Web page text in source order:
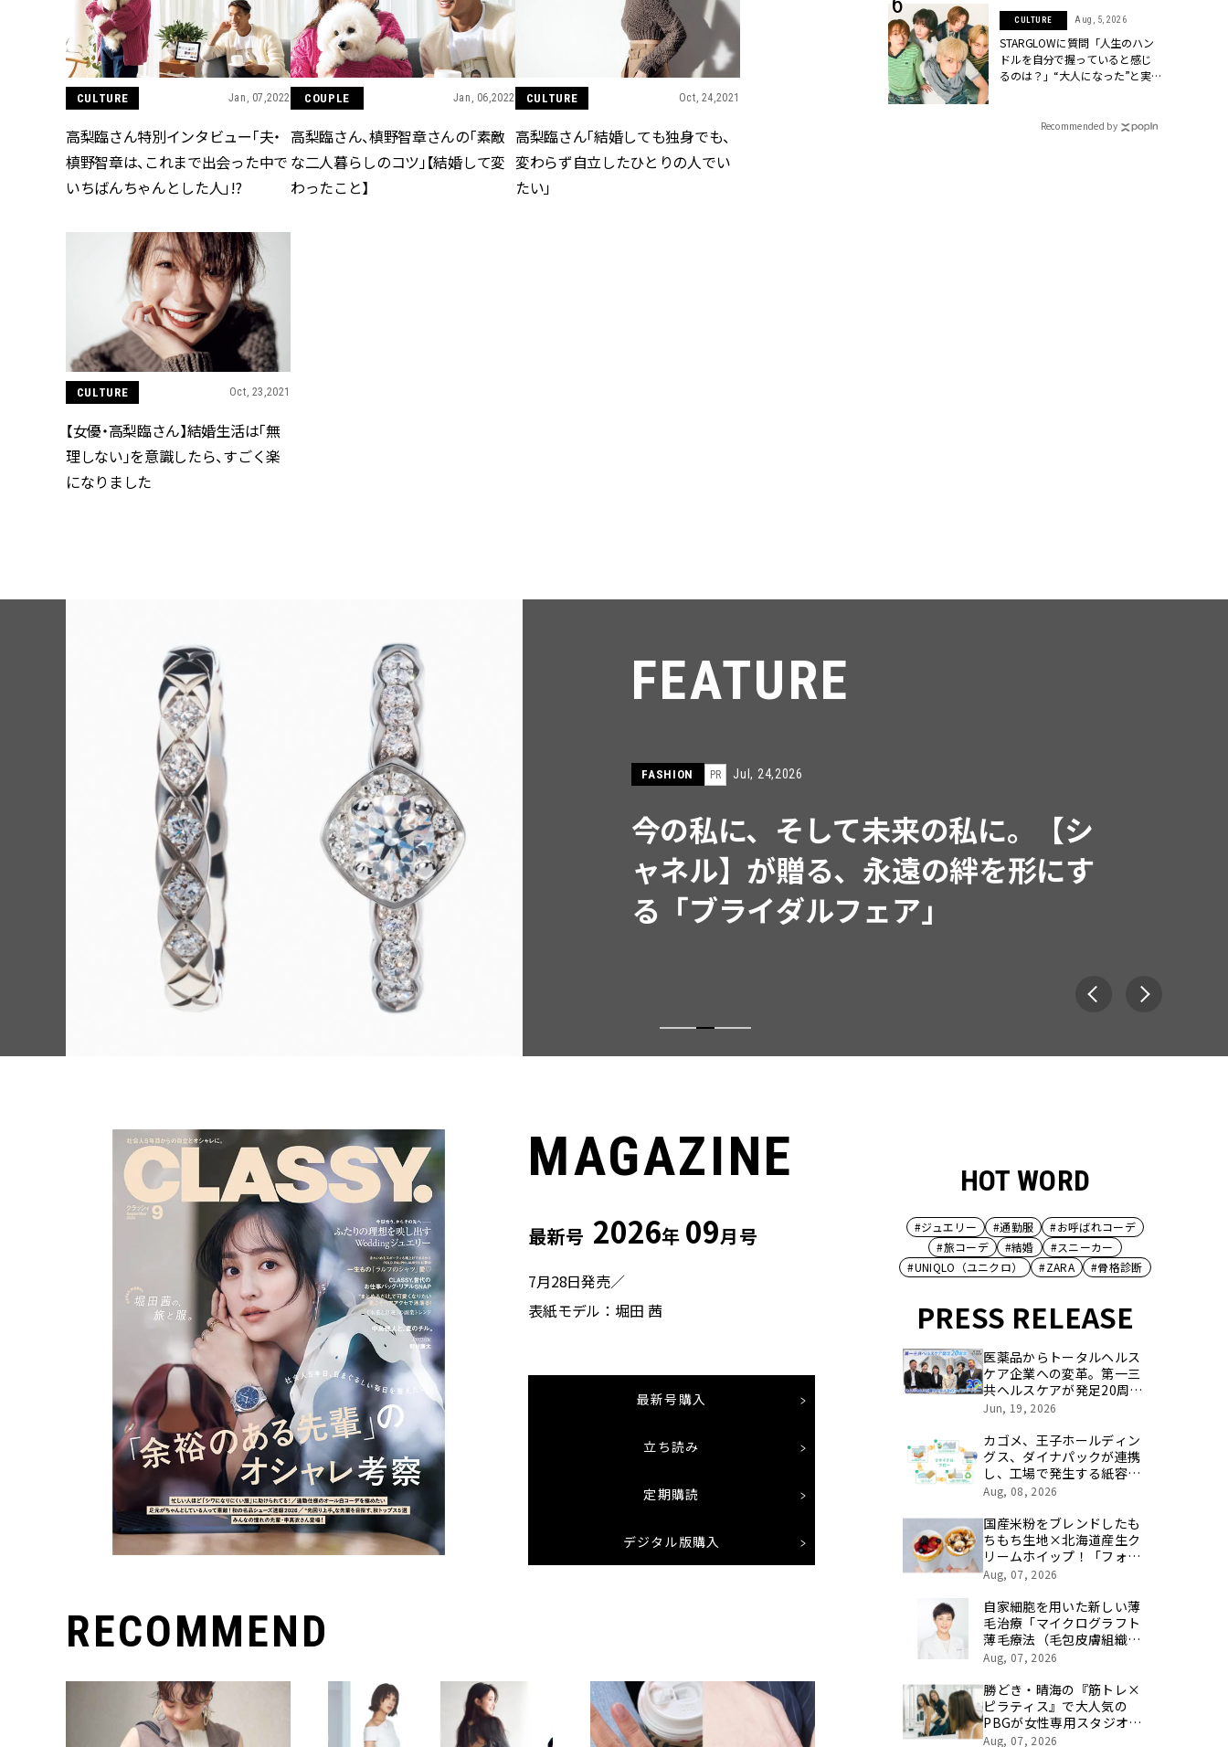
CULTURE Jan, 07,2022
高梨臨さん特別インタビュー「夫・
槙野智章は、これまで出会った中で
いちばんちゃんとした人」!?
COUPLE Jan, 06,2022
高梨臨さん、槙野智章さんの「素敵
な二人暮らしのコツ」【結婚して変
わったこと】
CULTURE Oct, 24,2021
高梨臨さん「結婚しても独身でも、
変わらず自立したひとりの人でい
たい」
CULTURE Oct, 23,2021
【女優・高梨臨さん】結婚生活は「無
理しない」を意識したら、すごく楽
になりました
BEAUTY
夏の深刻なくすみ・色ムラにア
プローチ！【透明感を底上げ】
神コスメ３選 | CLASSY.[クラッシ
ィ]
WEDDING
“キャトル”で人気急上昇【ブシ
ュロン】の『ブライダルリン
グ』は普段使いもしやすい！ |
CLASSY.[クラッシィ]
CULTURE Aug, 5, 2026
STARGLOWに質問「人生のハン
ドルを自分で握っていると感じ
るのは？」“大️人になった”と実
CLASSY.[クラッシィ]
Recommended by
FEATURE
FASHION PR Jul, 15,2026
【ICB】人気インフルエンサーと共
同制作! 週5で着たくなる「名品ブラ
ウス」２選
MAGAZINE
最新号 2026年 09月号
7月28日発売／
表紙モデル：堀田 茜
最新号購入
立ち読み
定期購読
デジタル版購入
RECOMMEND
HOT WORD
#ジュエリー #通勤服
#お呼ばれコーデ
#旅コーデ
#結婚
#スニーカー
#UNIQLO（ユニクロ）
#ZARA #骨格診断
PRESS RELEASE
医薬品からトータルヘルス
ケア企業への変革。第一三
共ヘルスケアが発足20周年
を記念し、製品開発・新カ
合時のエピソードを社員の
想いとともに振り返る特別
映像を公開！
Jun, 19, 2026
カゴメ、王子ホールディン
グス、ダイナパックが連携
し、工場で発生する紙容器
損紙を段ボールへ再資源化
Aug, 08, 2026
国産米粉をブレンドしたも
ちもち生地×北海道産生ク
リームホイップ！「フォレ
スティコーヒー 愛甲石田
（月）からクレープ販売を
開始
Aug, 07, 2026
自家細胞を用いた新しい薄
毛治療「マイクログラフト
薄毛療法（毛包皮膚組織移
植法）」提供開始のお知ら
会 青山エルクリニック】
Aug, 07, 2026
勝どき・晴海の『筋トレ×
ピラティス』で大人気の
PBGが女性専用スタジオ
（２号店）を開店。
Aug, 07, 2026